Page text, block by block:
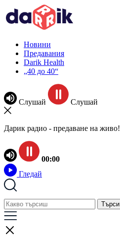
Новини
Предавания
Darik Health
„40 до 40“
Слушай Слушай
Дарик радио - предаване на живо!
00:00
Гледай